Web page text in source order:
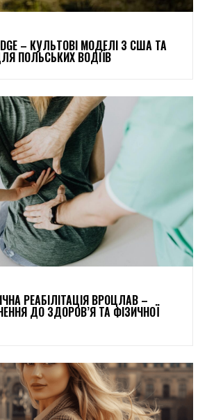
– КУЛЬТОВІ МОДЕЛІ З США ТА
ПОЛЬСЬКИХ ВОДІЇВ
РЕАБІЛІТАЦІЯ ВРОЦЛАВ –
ДО ЗДОРОВ’Я ТА ФІЗИЧНОЇ